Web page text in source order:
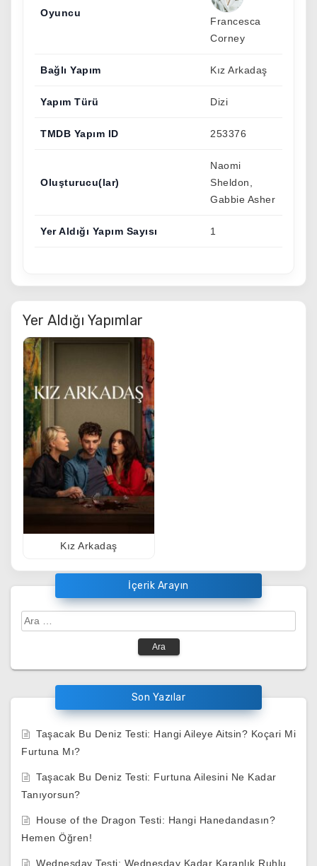
Oyuncu
Francesca
Corney
Bağlı Yapım Kız Arkadaş
Yapım Türü Dizi
TMDB Yapım ID 253376
Oluşturucu(lar)
Naomi
Sheldon,
Gabbie Asher
Yer Aldığı Yapım Sayısı 1
Yer Aldığı Yapımlar
Kız Arkadaş
İçerik Arayın
Arama:
Son Yazılar
Taşacak Bu Deniz Testi: Hangi Aileye Aitsin? Koçari Mi
Furtuna Mı?
Taşacak Bu Deniz Testi: Furtuna Ailesini Ne Kadar
Tanıyorsun?
House of the Dragon Testi: Hangi Hanedandasın?
Hemen Öğren!
Wednesday Testi: Wednesday Kadar Karanlık Ruhlu